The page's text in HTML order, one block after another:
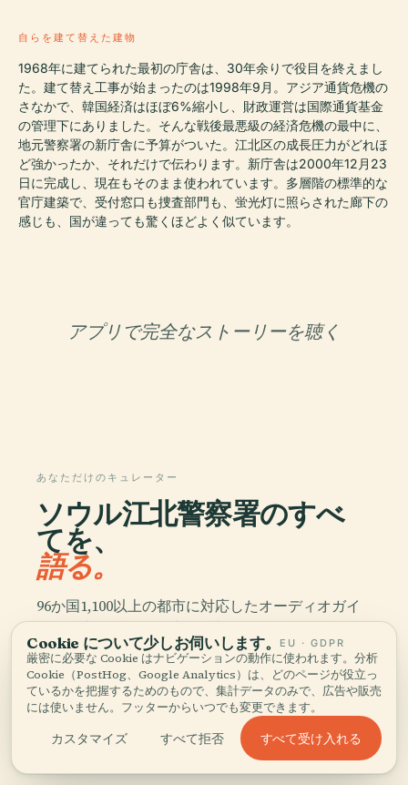
自らを建て替えた建物
1968年に建てられた最初の庁舎は、30年余りで役目を終えまし
た。建て替え工事が始まったのは1998年9月。アジア通貨危機の
さなかで、韓国経済はほぼ6%縮小し、財政運営は国際通貨基金
の管理下にありました。そんな戦後最悪級の経済危機の最中に、
地元警察署の新庁舎に予算がついた。江北区の成長圧力がどれほ
ど強かったか、それだけで伝わります。新庁舎は2000年12月23
日に完成し、現在もそのまま使われています。多層階の標準的な
官庁建築で、受付窓口も捜査部門も、蛍光灯に照らされた廊下の
感じも、国が違っても驚くほどよく似ています。
アプリで完全なストーリーを聴く
あなただけのキュレーター
ソウル江北警察署のすべ
てを、
語る。
96か国1,100以上の都市に対応したオーディオガイ
ド。歴史、物語、現地の知識をオフラインでお楽し
みいただけます。
アプリをダウンロード
Cookie について少しお伺いします。 EU · GDPR
厳密に必要な Cookie はナビゲーションの動作に使われます。分析
Cookie（PostHog、Google Analytics）は、どのページが役立っ
ているかを把握するためのもので、集計データのみで、広告や販売
には使いません。フッターからいつでも変更できます。
カスタマイズ すべて拒否 すべて受け入れる